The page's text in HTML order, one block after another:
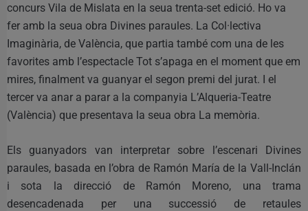
concurs Vila de Mislata en la seua trenta-set edició. Ho va
fer amb la seua obra Divines paraules. La Col·lectiva
Imaginària, de València, que partia també com una de les
favorites amb l’espectacle Tot s’apaga en el moment que em
mires, finalment va guanyar el segon premi del jurat. I el
tercer va anar a parar a la companyia L’Alqueria-Teatre
(València) que presentava la seua obra La memòria.
Els guanyadors van interpretar sobre l’escenari Divines
paraules, basada en l’obra de Ramón María de la Vall-Inclán
i sota la direcció de Ramón Moreno, una trama
desencadenada per una successió de retaules